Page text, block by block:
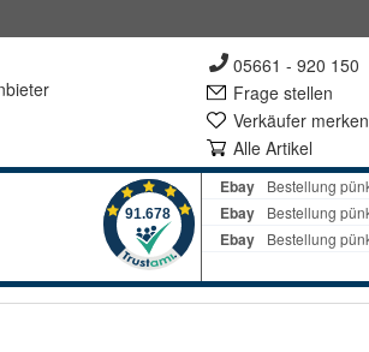
05661 - 920 150
Frage stellen
Verkäufer merken
Alle Artikel